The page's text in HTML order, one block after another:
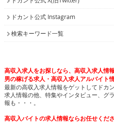
ドカント公式 Instagram
検索キーワード一覧
高収入求人をお探しなら、高収入求人情
男の稼げる求人・高収入求人アルバイト
最新の高収入求人情報をゲットしてドカン
求人情報の他、特集やインタビュー、グ
報も・・・。
高収入バイトの求人情報ならお任せくだ